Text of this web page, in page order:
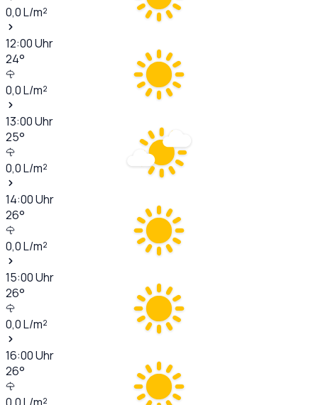
0,0L/m²
12:00Uhr
24°
0,0L/m²
13:00Uhr
25°
0,0L/m²
14:00Uhr
26°
0,0L/m²
15:00Uhr
26°
0,0L/m²
16:00Uhr
26°